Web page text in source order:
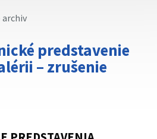
predstavenie
– zrušenie